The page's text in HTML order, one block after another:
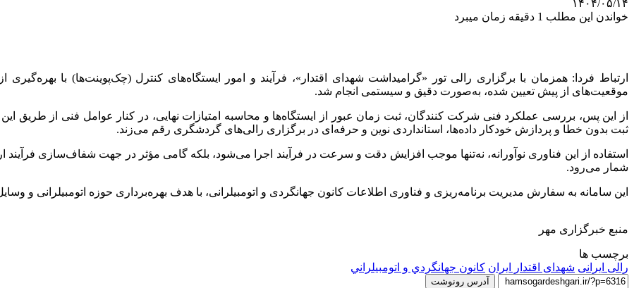
۱۴۰۴/۰۵/۱۴
خواندن این مطلب 1 دقیقه زمان میبرد
ارتباط فردا: همزمان با برگزاری رالی تور «گرامیداشت شهدای اقتدار»، فرآیند و امور ایستگاه‌های کنترل (چک‌پوینت‌ها) با بهره‌گیری
موقعیت‌های از پیش تعیین شده، به‌صورت دقیق و سیستمی انجام شد.
از این پس، بررسی عملکرد فنی شرکت کنندگان، ثبت زمان عبور از ایستگاه‌ها و محاسبه امتیازات نهایی، در کنار عوامل فنی از طریق
ثبت بدون خطا و پردازش خودکار داده‌ها، استانداردی نوین و حرفه‌ای در برگزاری رالی‌های گردشگری رقم می‌زند.
استفاده از این فناوری نوآورانه، نه‌تنها موجب افزایش دقت و سرعت در فرآیند اجرا می‌شود، بلکه گامی مؤثر در جهت شفاف‌سازی فرآیند
شمار می‌رود.
این سامانه به سفارش مدیریت برنامه‌ریزی و فناوری اطلاعات کانون جهانگردی و اتومبیلرانی، با هدف بهره‌برداری حوزه
منبع خبرگزاری مهر
برچسب ها
رالی ایرانی شهدای اقتدار ایران كانون جهانگردي و اتومبيلراني
آدرس رونوشت